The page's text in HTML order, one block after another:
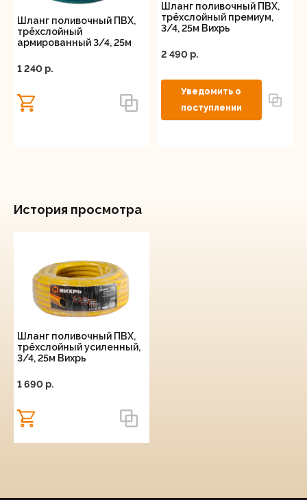
Шланг поливочный ПВХ,
трёхслойный
армированный 3/4, 25м
1 240 p.
Шланг поливочный ПВХ,
трёхслойный премиум,
3/4, 25м Вихрь
2 490 p.
История просмотра
Шланг поливочный ПВХ,
трёхслойный усиленный,
3/4, 25м Вихрь
1 690 p.